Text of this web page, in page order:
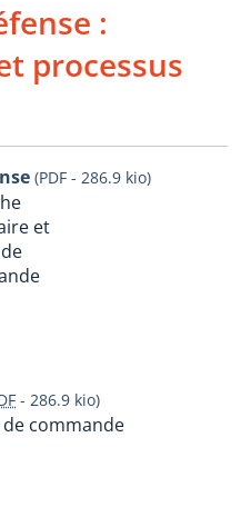
:
processus
(PDF - 286.9 kio)
et
- 286.9 kio)
commande